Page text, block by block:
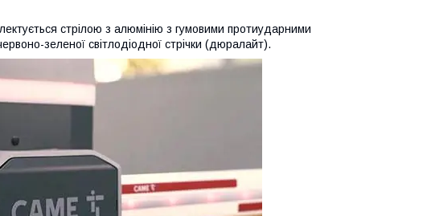
стрілою з алюмінію з гумовими протиударними
зеленої світлодіодної стрічки (дюралайт).